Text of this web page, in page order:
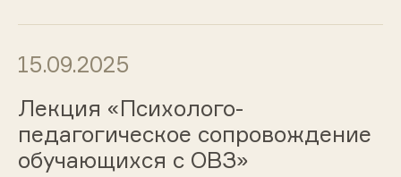
15.09.2025
Лекция «Психолого-
педагогическое сопровождение
обучающихся с ОВЗ»